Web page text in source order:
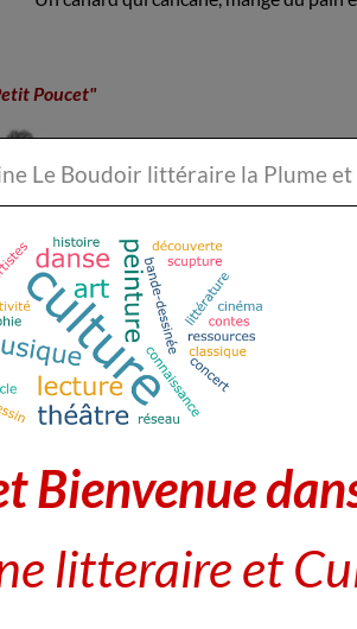
Poucet"
incontournable avec des
et une bûcheronne qui avaient sept
le plus jeune n'en avait que sept. Ils
parce qu'aucun d'eux ne pouvait encore
P'tites Poules"
Christian Heinrich
Des histoires courtes et joliment illustrées,
poule qui voulait voir la mer. Non, non
Le Magazine Le
Bienvenue
litteraire et